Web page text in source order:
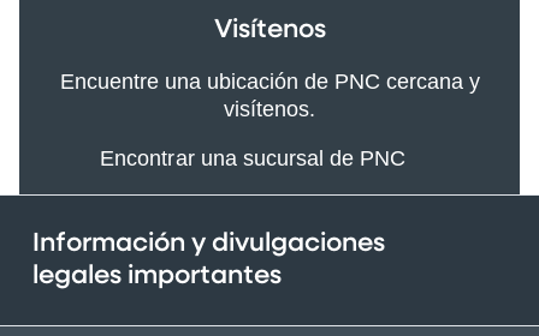
Visítenos
Encuentre una ubicación de PNC cercana y
visítenos.
Encontrar una sucursal de PNC
Información y divulgaciones
legales importantes